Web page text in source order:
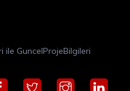
ile GuncelProjeBilgileri